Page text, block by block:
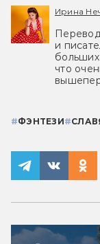
Ирина
и
что
#ФЭНТЕЗИ#